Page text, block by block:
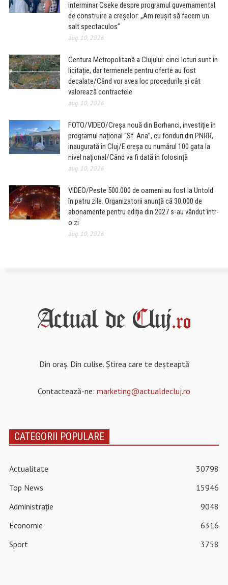
interminar Cseke despre programul guvernamental
de construire a creșelor: „Am reușit să facem un
salt spectaculos”
aug. 10, 2026
Centura Metropolitană a Clujului: cinci loturi sunt în
licitație, dar termenele pentru oferte au fost
decalate/Când vor avea loc procedurile și cât
valorează contractele
aug. 10, 2026
FOTO/VIDEO/Creșa nouă din Borhanci, investiție în
programul național “Sf. Ana”, cu fonduri din PNRR,
inaugurată în Cluj/E creșa cu numărul 100 gata la
nivel național/Când va fi dată în folosință
aug. 10, 2026
VIDEO/Peste 500.000 de oameni au fost la Untold
în patru zile. Organizatorii anunță că 30.000 de
abonamente pentru ediția din 2027 s-au vândut într-
o zi
aug. 10, 2026
Din oraș. Din culise. Știrea care te deșteaptă
Contactează-ne: marketing@actualdecluj.ro
CATEGORII POPULARE
Actualitate
30798
Top News
15946
Administrație
9048
Economie
6316
Sport
3758